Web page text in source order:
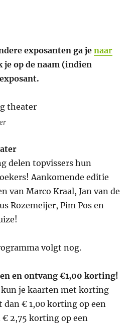
exposanten ga jenaar
je op de naam (indien
delen topvissers hun
Aankomende editie
van Marco Kraal, Jan van de
Rozemeijer, Pim Pos en
volgt nog.
en ontvang €1,00 korting!
kun je kaarten met korting
dan € 1,00 korting op een
2,75 korting op een